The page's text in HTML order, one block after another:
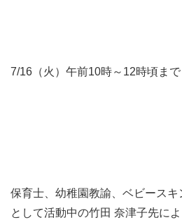
7/16（火）午前10時～12時頃まで
保育士、幼稚園教諭、ベビースキ
として活動中の竹田 奈津子先に